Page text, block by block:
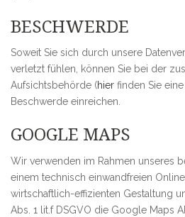
BESCHWERDE
Soweit Sie sich durch unsere
verletzt fühlen, können Sie bei der
Aufsichtsbehörde (hier finden Sie
Beschwerde einreichen.
GOOGLE MAPS
Wir verwenden im Rahmen unseres
einem technisch einwandfreien
wirtschaftlich-effizienten Gestaltung
Abs. 1 lit.f DSGVO die Google Maps